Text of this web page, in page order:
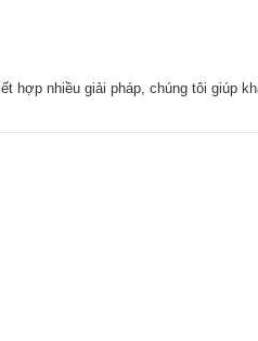
hợp nhiều giải pháp, chúng tôi giúp